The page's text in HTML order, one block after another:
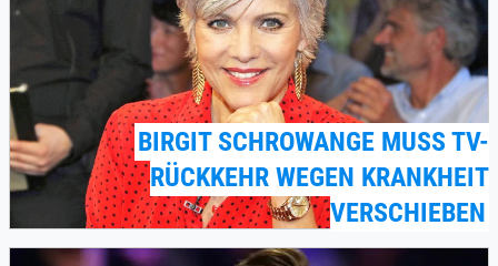
BIRGIT SCHROWANGE MUSS TV-
RÜCKKEHR WEGEN KRANKHEIT
VERSCHIEBEN